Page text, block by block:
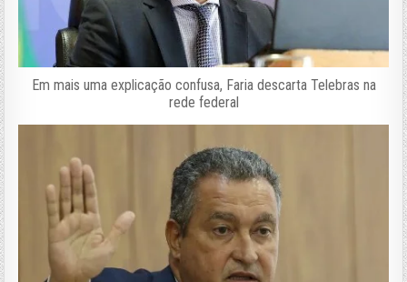
Em mais uma explicação confusa, Faria descarta Telebras na
rede federal